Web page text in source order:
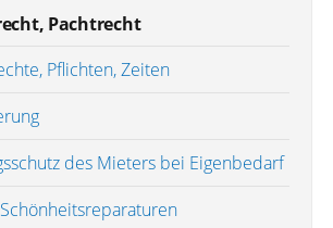
Pachtrecht
Pflichten, Zeiten
des Mieters bei Eigenbedarf